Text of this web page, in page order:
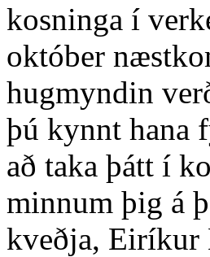
kosninga í
október
hugmyndin
þú kynnt hana
að taka þátt í
minnum þig á
kveðja,